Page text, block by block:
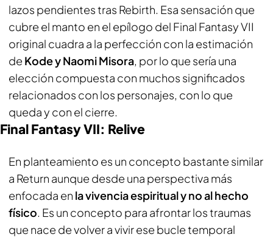
lazos pendientes tras Rebirth. Esa sensación que
cubre el manto en el epílogo del Final Fantasy VII
original cuadra a la perfección con la estimación
de Kode y Naomi Misora, por lo que sería una
elección compuesta con muchos significados
relacionados con los personajes, con lo que
queda y con el cierre.
Final Fantasy VII: Relive
En planteamiento es un concepto bastante similar
a Return aunque desde una perspectiva más
enfocada en la vivencia espiritual y no al hecho
físico. Es un concepto para afrontar los traumas
que nace de volver a vivir ese bucle temporal